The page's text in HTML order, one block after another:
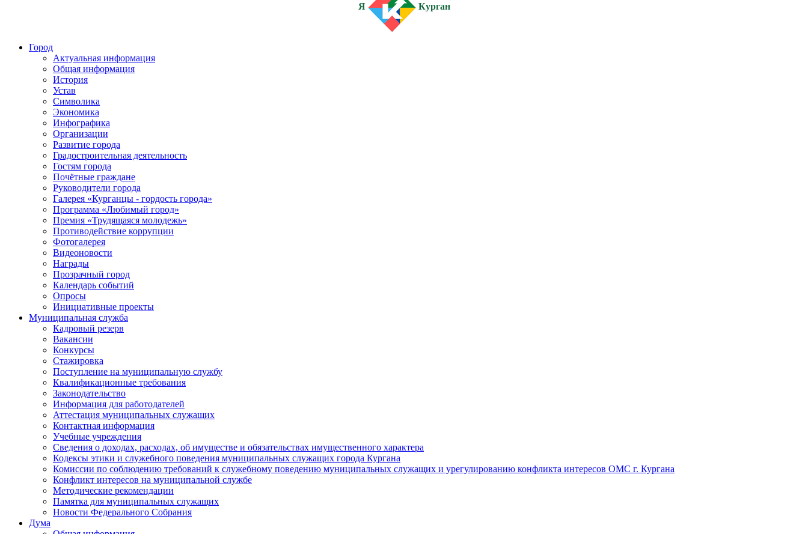
Я Курган
Город
Актуальная информация
Общая информация
История
Устав
Символика
Экономика
Инфографика
Организации
Развитие города
Градостроительная деятельность
Гостям города
Почётные граждане
Руководители города
Галерея «Курганцы - гордость города»
Программа «Любимый город»
Премия «Трудящаяся молодежь»
Противодействие коррупции
Фотогалерея
Видеоновости
Награды
Прозрачный город
Календарь событий
Опросы
Инициативные проекты
Муниципальная служба
Кадровый резерв
Вакансии
Конкурсы
Стажировка
Поступление на муниципальную службу
Квалификационные требования
Законодательство
Информация для работодателей
Аттестация муниципальных служащих
Контактная информация
Учебные учреждения
Сведения о доходах, расходах, об имуществе и обязательствах имущественного характера
Кодексы этики и служебного поведения муниципальных служащих города Кургана
Комиссии по соблюдению требований к служебному поведению муниципальных служащих и урегулированию конфликта интересов ОМС г. Кургана
Конфликт интересов на муниципальной службе
Методические рекомендации
Памятка для муниципальных служащих
Новости Федерального Cобрания
Дума